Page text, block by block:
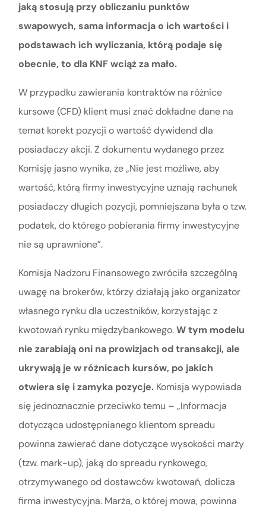
jaką stosują przy obliczaniu punktów
swapowych, sama informacja o ich wartości i
podstawach ich wyliczania, którą podaje się
obecnie, to dla KNF wciąż za mało.
W przypadku zawierania kontraktów na różnice
kursowe (CFD) klient musi znać dokładne dane na
temat korekt pozycji o wartość dywidend dla
posiadaczy akcji. Z dokumentu wydanego przez
Komisję jasno wynika, że „Nie jest możliwe, aby
wartość, którą firmy inwestycyjne uznają rachunek
posiadaczy długich pozycji, pomniejszana była o tzw.
podatek, do którego pobierania firmy inwestycyjne
nie są uprawnione”.
Komisja Nadzoru Finansowego zwróciła szczególną
uwagę na brokerów, którzy działają jako organizator
własnego rynku dla uczestników, korzystając z
kwotowań rynku międzybankowego.W tym modelu
nie zarabiają oni na prowizjach od transakcji, ale
ukrywają je w różnicach kursów, po jakich
otwiera się i zamyka pozycje.Komisja wypowiada
się jednoznacznie przeciwko temu – „Informacja
dotycząca udostępnianego klientom spreadu
powinna zawierać dane dotyczące wysokości marży
(tzw. mark-up), jaką do spreadu rynkowego,
otrzymywanego od dostawców kwotowań, dolicza
firma inwestycyjna. Marża, o której mowa, powinna